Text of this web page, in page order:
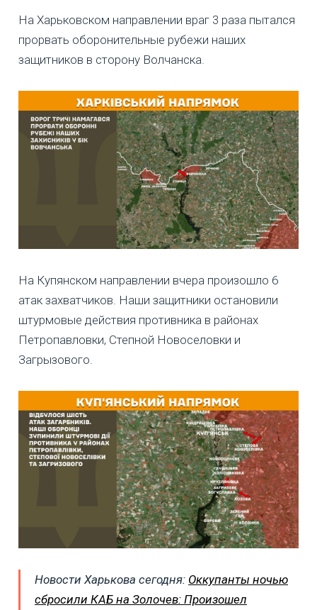
На Харьковском направлении враг 3 раза пытался
прорвать оборонительные рубежи наших
защитников в сторону Волчанска.
На Купянском направлении вчера произошло 6
атак захватчиков. Наши защитники остановили
штурмовые действия противника в районах
Петропавловки, Степной Новоселовки и
Загрызового.
Новости Харькова сегодня: Оккупанты ночью
сбросили КАБ на Золочев: Произошел